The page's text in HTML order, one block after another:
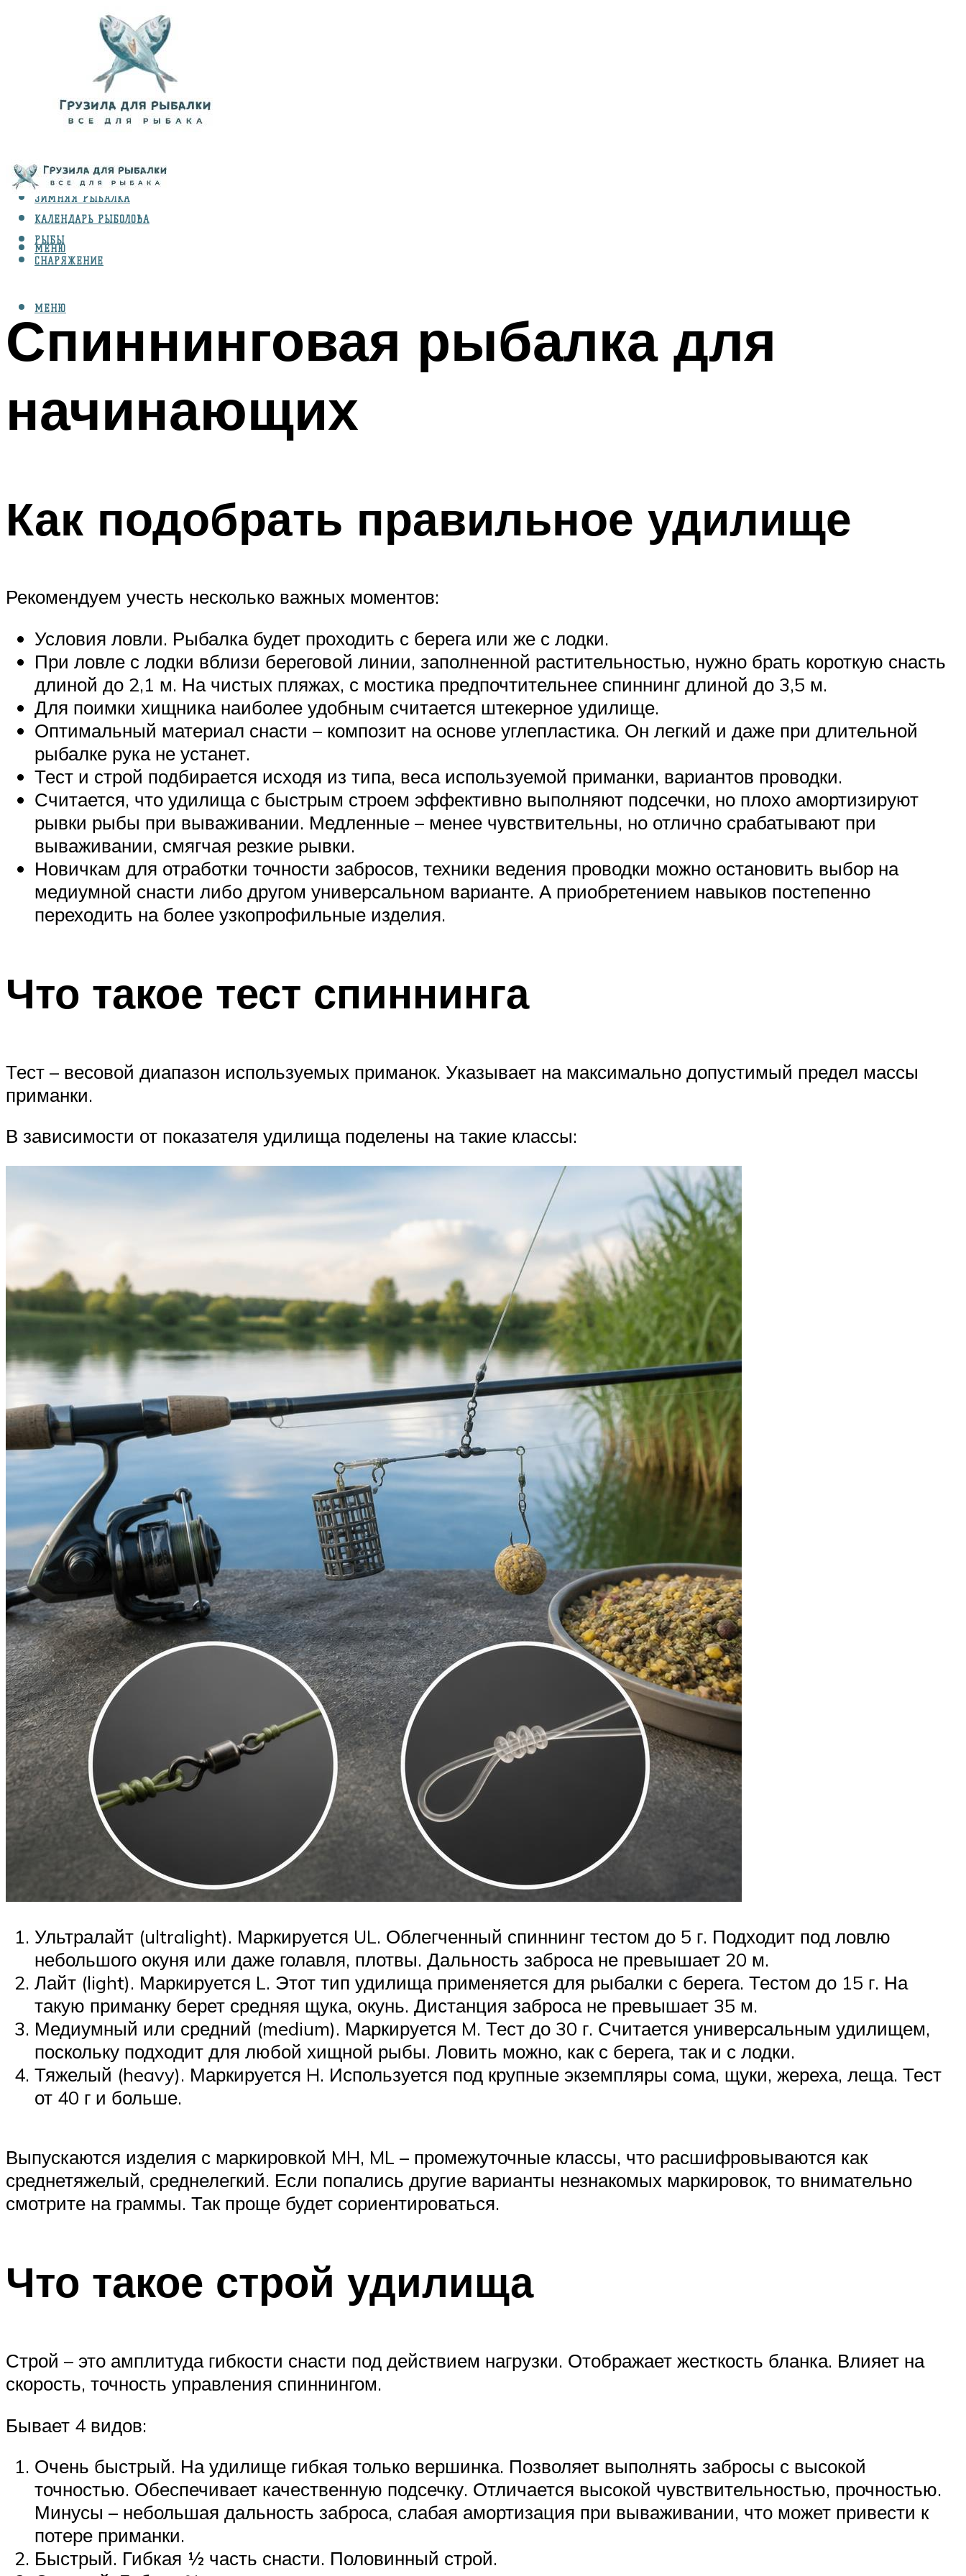
ВИДЫ ЛОВЛИ
ЗИМНЯЯ РЫБАЛКА
КАЛЕНДАРЬ РЫБОЛОВА
РЫБЫ
СНАРЯЖЕНИЕ
МЕНЮ
МЕНЮ
Спиннинговая рыбалка для
начинающих
Как подобрать правильное удилище
Рекомендуем учесть несколько важных моментов:
Условия ловли. Рыбалка будет проходить с берега или же с лодки.
При ловле с лодки вблизи береговой линии, заполненной растительностью, нужно брать короткую снасть
длиной до 2,1 м. На чистых пляжах, с мостика предпочтительнее спиннинг длиной до 3,5 м.
Для поимки хищника наиболее удобным считается штекерное удилище.
Оптимальный материал снасти – композит на основе углепластика. Он легкий и даже при длительной
рыбалке рука не устанет.
Тест и строй подбирается исходя из типа, веса используемой приманки, вариантов проводки.
Считается, что удилища с быстрым строем эффективно выполняют подсечки, но плохо амортизируют
рывки рыбы при вываживании. Медленные – менее чувствительны, но отлично срабатывают при
вываживании, смягчая резкие рывки.
Новичкам для отработки точности забросов, техники ведения проводки можно остановить выбор на
медиумной снасти либо другом универсальном варианте. А приобретением навыков постепенно
переходить на более узкопрофильные изделия.
Что такое тест спиннинга
Тест – весовой диапазон используемых приманок. Указывает на максимально допустимый предел массы
приманки.
В зависимости от показателя удилища поделены на такие классы:
Ультралайт (ultralight). Маркируется UL. Облегченный спиннинг тестом до 5 г. Подходит под ловлю
небольшого окуня или даже голавля, плотвы. Дальность заброса не превышает 20 м.
Лайт (light). Маркируется L. Этот тип удилища применяется для рыбалки с берега. Тестом до 15 г. На
такую приманку берет средняя щука, окунь. Дистанция заброса не превышает 35 м.
Медиумный или средний (medium). Маркируется M. Тест до 30 г. Считается универсальным удилищем,
поскольку подходит для любой хищной рыбы. Ловить можно, как с берега, так и с лодки.
Тяжелый (heavy). Маркируется H. Используется под крупные экземпляры сома, щуки, жереха, леща. Тест
от 40 г и больше.
Выпускаются изделия с маркировкой MH, ML – промежуточные классы, что расшифровываются как
среднетяжелый, среднелегкий. Если попались другие варианты незнакомых маркировок, то внимательно
смотрите на граммы. Так проще будет сориентироваться.
Что такое строй удилища
Строй – это амплитуда гибкости снасти под действием нагрузки. Отображает жесткость бланка. Влияет на
скорость, точность управления спиннингом.
Бывает 4 видов:
Очень быстрый. На удилище гибкая только вершинка. Позволяет выполнять забросы с высокой
точностью. Обеспечивает качественную подсечку. Отличается высокой чувствительностью, прочностью.
Минусы – небольшая дальность заброса, слабая амортизация при вываживании, что может привести к
потере приманки.
Быстрый. Гибкая ½ часть снасти. Половинный строй.